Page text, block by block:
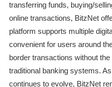
transferring funds, buying/
online transactions, BitzNet
platform supports multiple
convenient for users around
border transactions without
traditional banking systems.
continues to evolve, BitzNet